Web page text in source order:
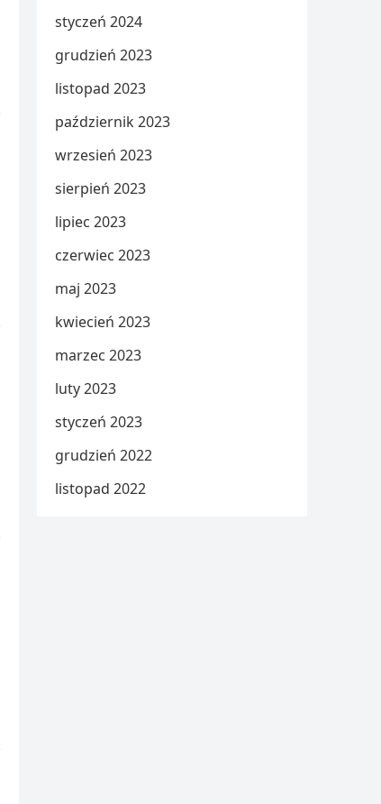
styczeń 2024
grudzień 2023
listopad 2023
październik 2023
wrzesień 2023
sierpień 2023
lipiec 2023
czerwiec 2023
maj 2023
kwiecień 2023
marzec 2023
luty 2023
styczeń 2023
grudzień 2022
listopad 2022